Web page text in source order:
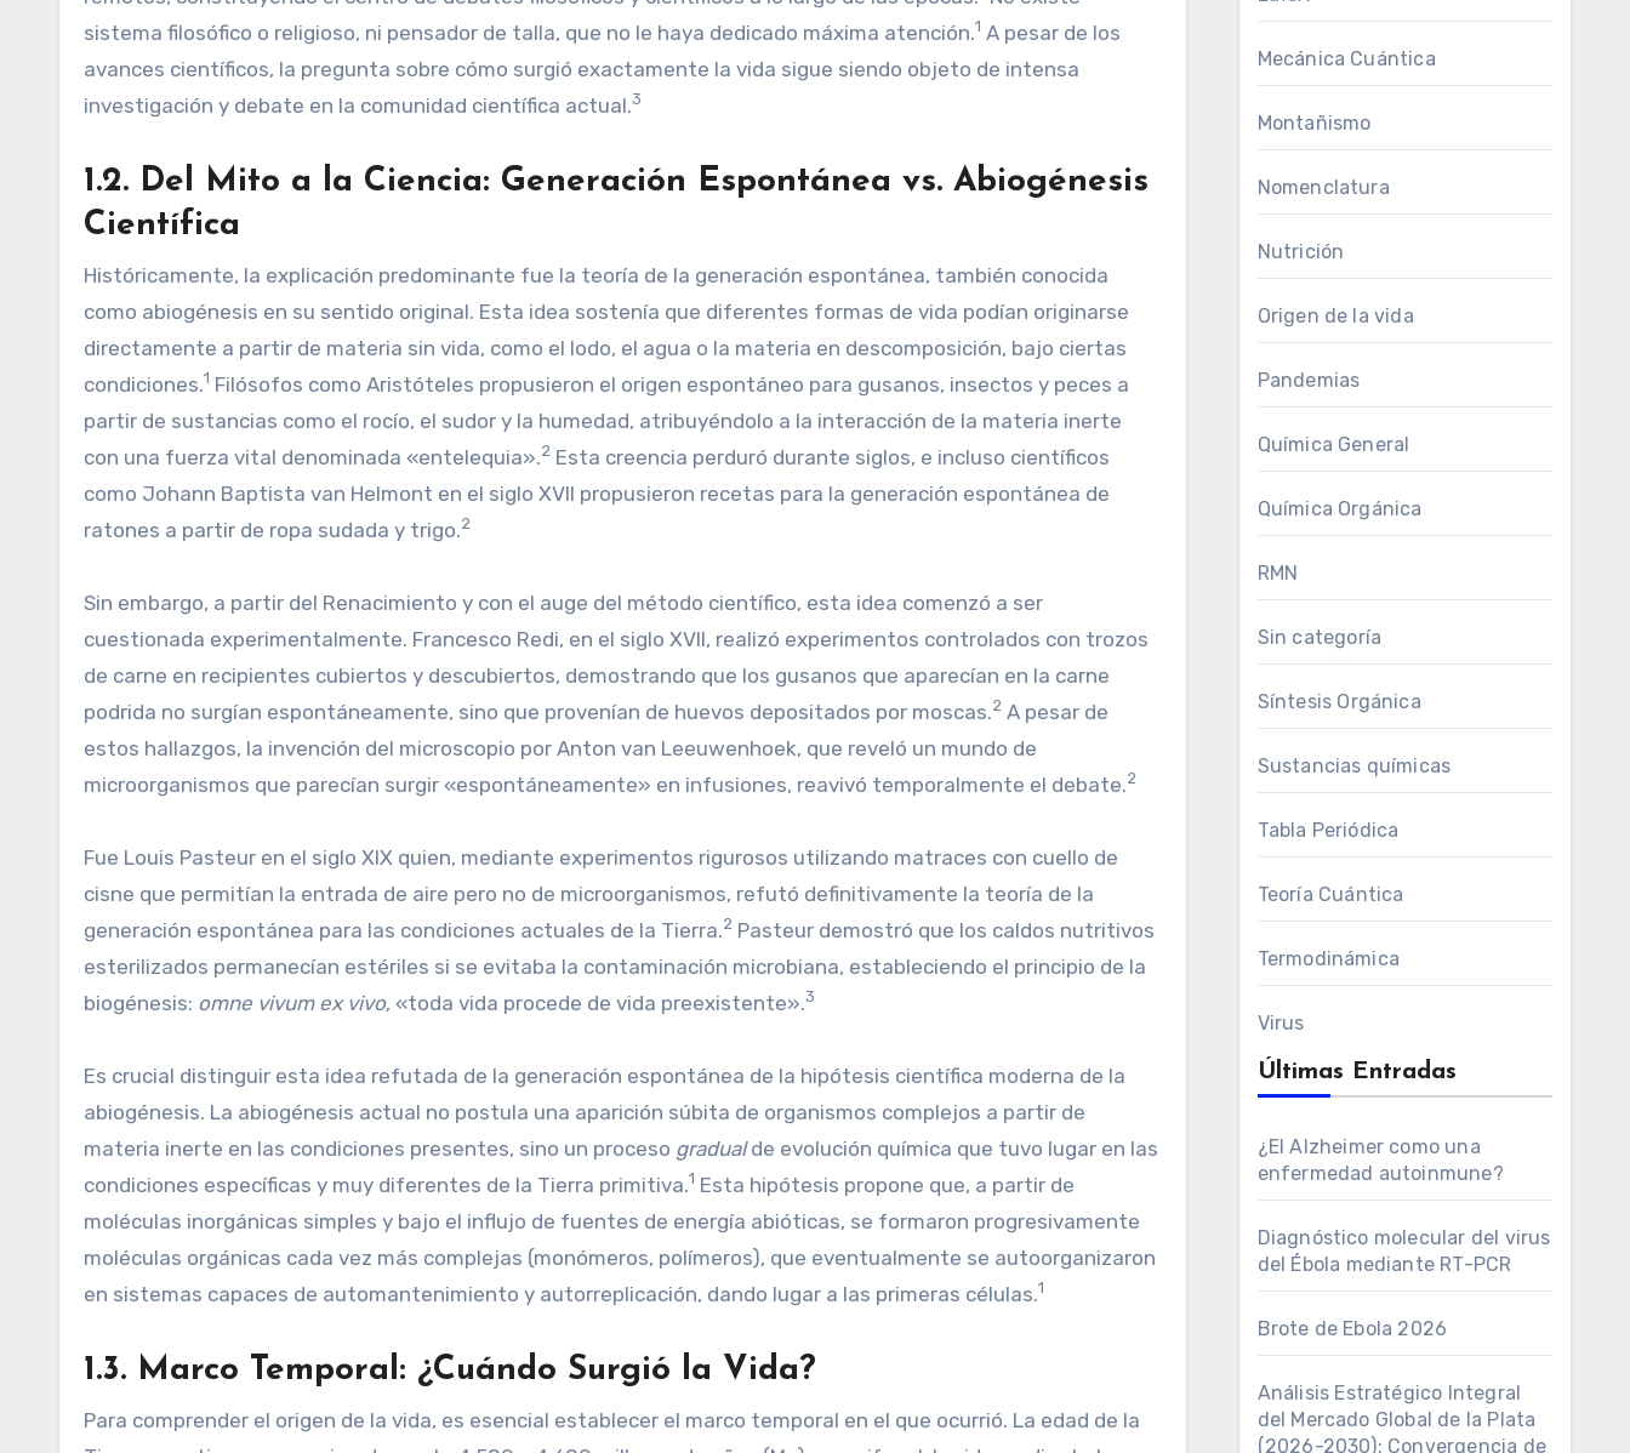
sistema filosófico o religioso, ni pensador de talla, que no le haya dedicado máxima atención.1 A pesar de los
avances científicos, la pregunta sobre cómo surgió exactamente la vida sigue siendo objeto de intensa
investigación y debate en la comunidad científica actual.3
1.2. Del Mito a la Ciencia: Generación Espontánea vs. Abiogénesis
Científica
Históricamente, la explicación predominante fue la teoría de la generación espontánea, también conocida
como abiogénesis en su sentido original. Esta idea sostenía que diferentes formas de vida podían originarse
directamente a partir de materia sin vida, como el lodo, el agua o la materia en descomposición, bajo ciertas
condiciones.1 Filósofos como Aristóteles propusieron el origen espontáneo para gusanos, insectos y peces a
partir de sustancias como el rocío, el sudor y la humedad, atribuyéndolo a la interacción de la materia inerte
con una fuerza vital denominada «entelequia».2 Esta creencia perduró durante siglos, e incluso científicos
como Johann Baptista van Helmont en el siglo XVII propusieron recetas para la generación espontánea de
ratones a partir de ropa sudada y trigo.2
Sin embargo, a partir del Renacimiento y con el auge del método científico, esta idea comenzó a ser
cuestionada experimentalmente. Francesco Redi, en el siglo XVII, realizó experimentos controlados con trozos
de carne en recipientes cubiertos y descubiertos, demostrando que los gusanos que aparecían en la carne
podrida no surgían espontáneamente, sino que provenían de huevos depositados por moscas.2 A pesar de
estos hallazgos, la invención del microscopio por Anton van Leeuwenhoek, que reveló un mundo de
microorganismos que parecían surgir «espontáneamente» en infusiones, reavivó temporalmente el debate.2
Fue Louis Pasteur en el siglo XIX quien, mediante experimentos rigurosos utilizando matraces con cuello de
cisne que permitían la entrada de aire pero no de microorganismos, refutó definitivamente la teoría de la
generación espontánea para las condiciones actuales de la Tierra.2 Pasteur demostró que los caldos nutritivos
esterilizados permanecían estériles si se evitaba la contaminación microbiana, estableciendo el principio de la
biogénesis: omne vivum ex vivo, «toda vida procede de vida preexistente».3
Es crucial distinguir esta idea refutada de la generación espontánea de la hipótesis científica moderna de la
abiogénesis. La abiogénesis actual no postula una aparición súbita de organismos complejos a partir de
materia inerte en las condiciones presentes, sino un proceso gradualde evolución química que tuvo lugar en las
condiciones específicas y muy diferentes de la Tierra primitiva.1 Esta hipótesis propone que, a partir de
moléculas inorgánicas simples y bajo el influjo de fuentes de energía abióticas, se formaron progresivamente
moléculas orgánicas cada vez más complejas (monómeros, polímeros), que eventualmente se autoorganizaron
en sistemas capaces de automantenimiento y autorreplicación, dando lugar a las primeras células.1
1.3. Marco Temporal: ¿Cuándo Surgió la Vida?
Para comprender el origen de la vida, es esencial establecer el marco temporal en el que ocurrió. La edad de la
Mecánica Cuántica
Montañismo
Nomenclatura
Nutrición
Origen de la vida
Pandemias
Química General
Química Orgánica
RMN
Sin categoría
Síntesis Orgánica
Sustancias químicas
Tabla Periódica
Teoría Cuántica
Termodinámica
Virus
Últimas Entradas
¿El Alzheimer como una
enfermedad autoinmune?
Diagnóstico molecular del virus
del Ébola mediante RT-PCR
Brote de Ebola 2026
Análisis Estratégico Integral
del Mercado Global de la Plata
(2026-2030): Convergencia de